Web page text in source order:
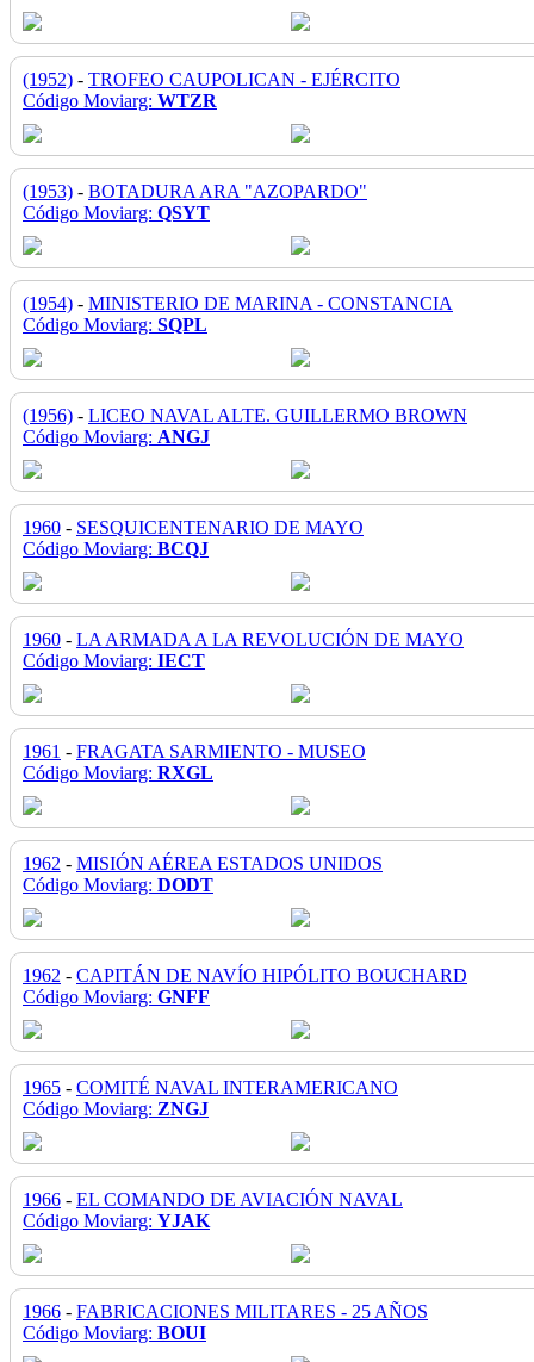
(1952) - TROFEO CAUPOLICAN - EJÉRCITO
Código Moviarg: WTZR
(1953) - BOTADURA ARA "AZOPARDO"
Código Moviarg: QSYT
(1954) - MINISTERIO DE MARINA - CONSTANCIA
Código Moviarg: SQPL
(1956) - LICEO NAVAL ALTE. GUILLERMO BROWN
Código Moviarg: ANGJ
1960 - SESQUICENTENARIO DE MAYO
Código Moviarg: BCQJ
1960 - LA ARMADA A LA REVOLUCIÓN DE MAYO
Código Moviarg: IECT
1961 - FRAGATA SARMIENTO - MUSEO
Código Moviarg: RXGL
1962 - MISIÓN AÉREA ESTADOS UNIDOS
Código Moviarg: DODT
1962 - CAPITÁN DE NAVÍO HIPÓLITO BOUCHARD
Código Moviarg: GNFF
1965 - COMITÉ NAVAL INTERAMERICANO
Código Moviarg: ZNGJ
1966 - EL COMANDO DE AVIACIÓN NAVAL
Código Moviarg: YJAK
1966 - FABRICACIONES MILITARES - 25 AÑOS
Código Moviarg: BOUI